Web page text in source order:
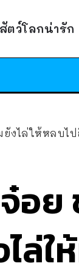
สัตว์โลกน่ารัก
งไล่ให้หลบไ
อย
ล่ใ